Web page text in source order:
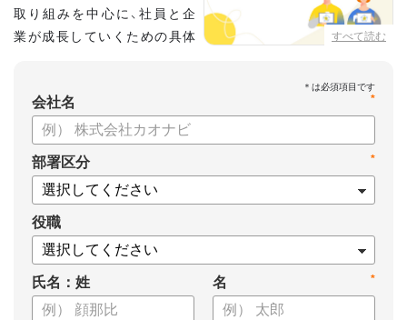
すべて読む
取り組みを中心に、社員と企
業が成長していくための具体
【資料の内容】
・不適切な人員配置の要因と悪影響
・データドリブンな人材配置のメリット
・導入イメージとリーダー育成への応用
*
会社名
*
部署区分
役職
氏名：姓 *
名